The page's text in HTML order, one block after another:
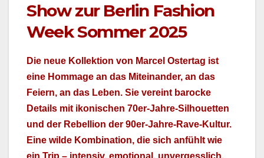
Show zur Berlin Fashion
Week Sommer 2025
Die neue Kollek­tion von Mar­cel Ostertag ist
eine Hom­mage an das Miteinan­der, an das
Feiern, an das Leben. Sie vere­int barocke
Details mit ikonis­chen 70er-Jahre-Sil­hou­et­ten
und der Rebel­lion der 90er-Jahre-Rave-Kul­tur.
Eine wilde Kom­bi­na­tion, die sich anfühlt wie